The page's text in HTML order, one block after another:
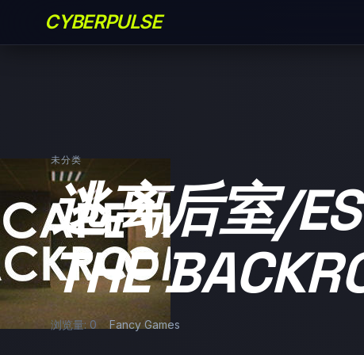
CYBERPULSE
未分类
逃离后室/
THE
浏览量: 0 Fancy Games